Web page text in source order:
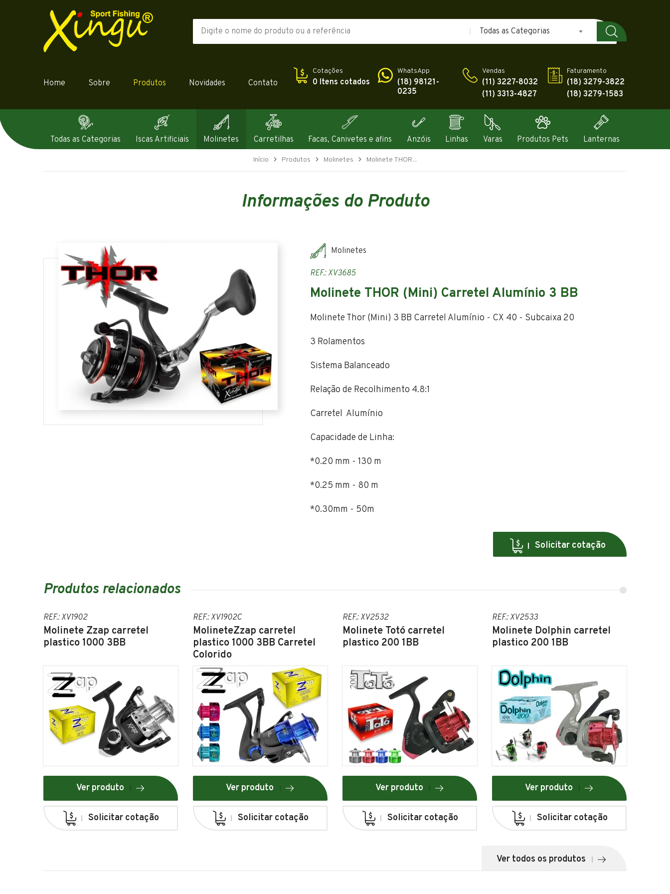
Todas as Categorias
Home Sobre Produtos Novidades Contato
Cotações
0 Itens cotados
WhatsApp
(18) 98121-
0235
Vendas
(11) 3227-8032
(11) 3313-4827
Faturamento
(18) 3279-3822
(18) 3279-1583
Todas as Categorias Iscas Artificiais Molinetes Carretilhas Facas, Canivetes e afins Anzóis Linhas Varas Produtos Pets Lanternas
Início Produtos Molinetes Molinete THOR...
Informações do Produto
Molinetes
REF.: XV3685
Molinete THOR (Mini) Carretel Alumínio 3 BB
Molinete Thor (Mini) 3 BB Carretel Alumínio - CX 40 - Subcaixa 20
3 Rolamentos
Sistema Balanceado
Relação de Recolhimento 4.8:1
Carretel Alumínio
Capacidade de Linha:
*0.20 mm - 130 m
*0.25 mm - 80 m
*0.30mm - 50m
Solicitar cotação
Produtos relacionados
REF.: XV1902
Molinete Zzap carretel
plastico 1000 3BB
Ver produto
Solicitar cotação
REF.: XV1902C
MolineteZzap carretel
plastico 1000 3BB Carretel
Colorido
Ver produto
Solicitar cotação
REF.: XV2532
Molinete Totó carretel
plastico 200 1BB
Ver produto
Solicitar cotação
REF.: XV2533
Molinete Dolphin carretel
plastico 200 1BB
Ver produto
Solicitar cotação
Ver todos os produtos